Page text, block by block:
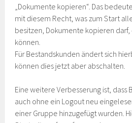
„Dokumente kopieren“. Das
mit diesem Recht, was zum Start
besitzen, Dokumente kopieren
können.
Für Bestandskunden ändert sich
können dies jetzt aber abschalten.
Eine weitere Verbesserung ist, dass
auch ohne ein Logout neu
einer Gruppe hinzugefügt wurden.